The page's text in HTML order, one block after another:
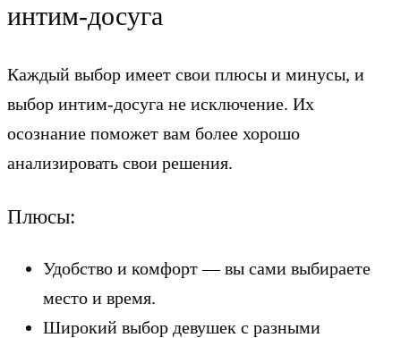
интим-досуга
Каждый выбор имеет свои плюсы и минусы, и
выбор интим-досуга не исключение. Их
осознание поможет вам более хорошо
анализировать свои решения.
Плюсы:
Удобство и комфорт — вы сами выбираете
место и время.
Широкий выбор девушек с разными